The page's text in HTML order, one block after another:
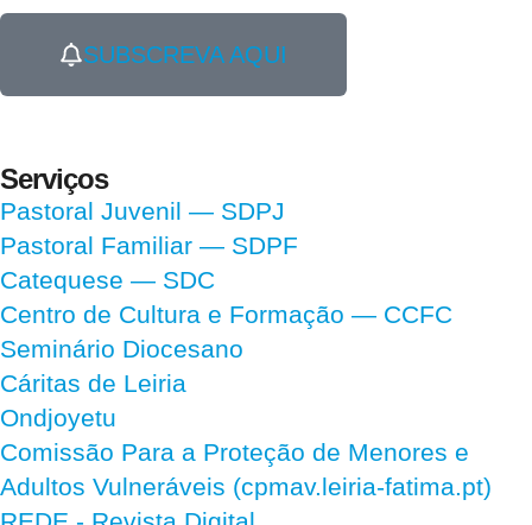
SUBSCREVA AQUI
Serviços
Pastoral Juvenil — SDPJ
Pastoral Familiar — SDPF
Catequese — SDC
Centro de Cultura e Formação — CCFC
Seminário Diocesano
Cáritas de Leiria
Ondjoyetu
Comissão Para a Proteção de Menores e
Adultos Vulneráveis (cpmav.leiria-fatima.pt)